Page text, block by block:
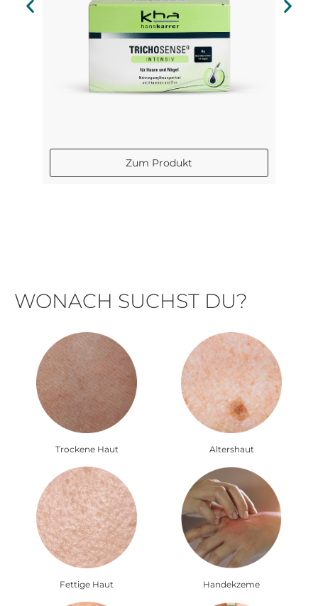
Zum Produkt
WONACH SUCHST DU?
Trockene Haut Altershaut
Fettige Haut Handekzeme